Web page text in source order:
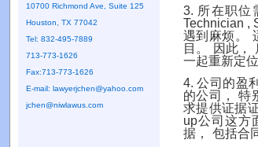
10700 Richmond Ave, Suite 125
Houston, TX 77042
Tel: 832-495-7889
713-773-1626
Fax:713-773-1626
E-mail: lawyerjchen@yahoo.com
jchen@niwlawus.com
3. 所在职位
Technician ,
遇到麻烦。
目。 因此，
一起重新定
4.公司的盈
的公司， 特
求提供证据
up公司这方
据， 包括合